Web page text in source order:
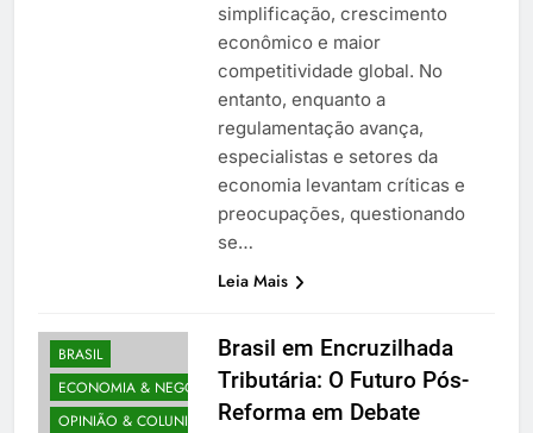
simplificação, crescimento
econômico e maior
competitividade global. No
entanto, enquanto a
regulamentação avança,
especialistas e setores da
economia levantam críticas e
preocupações, questionando
se…
Leia Mais
BRASIL
ECONOMIA & NEGÓCIOS
OPINIÃO & COLUNISTAS
Brasil em Encruzilhada
Tributária: O Futuro Pós-
Reforma em Debate